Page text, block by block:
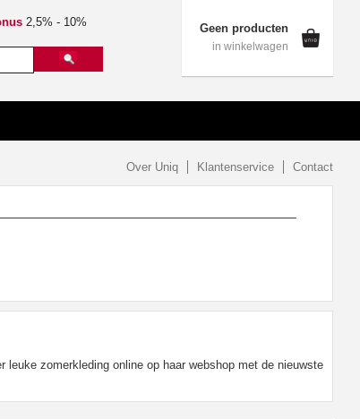
2,5% - 10% Geen producten
in winkelwagen
Over Uniq Klantenservice Contact
zomerkleding online op haar webshop met de nieuwste